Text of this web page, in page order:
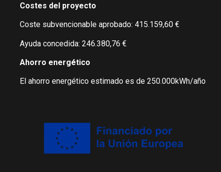
Costes del proyecto
Coste subvencionable aprobado: 415.159,60 €
Ayuda concedida: 246.380,76 €
Ahorro energético
El ahorro energético estimado es de 250.000kWh/año